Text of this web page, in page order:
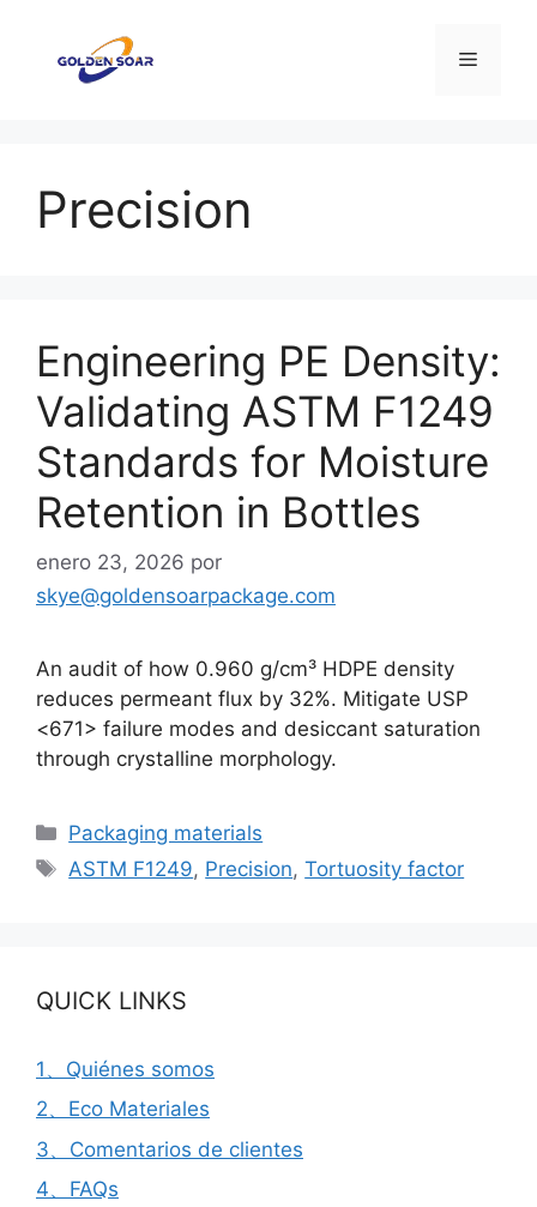
contenido
Menú
Precision
Engineering PE Density:
Validating ASTM F1249
Standards for Moisture
Retention in Bottles
enero 23, 2026 por
skye@goldensoarpackage.com
An audit of how 0.960 g/cm³ HDPE density
reduces permeant flux by 32%. Mitigate USP
<671> failure modes and desiccant saturation
through crystalline morphology.
Categorías
Packaging materials
Etiquetas
ASTM F1249, Precision,Tortuosity factor
QUICK LINKS
1、Quiénes somos
2、Eco Materiales
3、Comentarios de clientes
4、FAQs